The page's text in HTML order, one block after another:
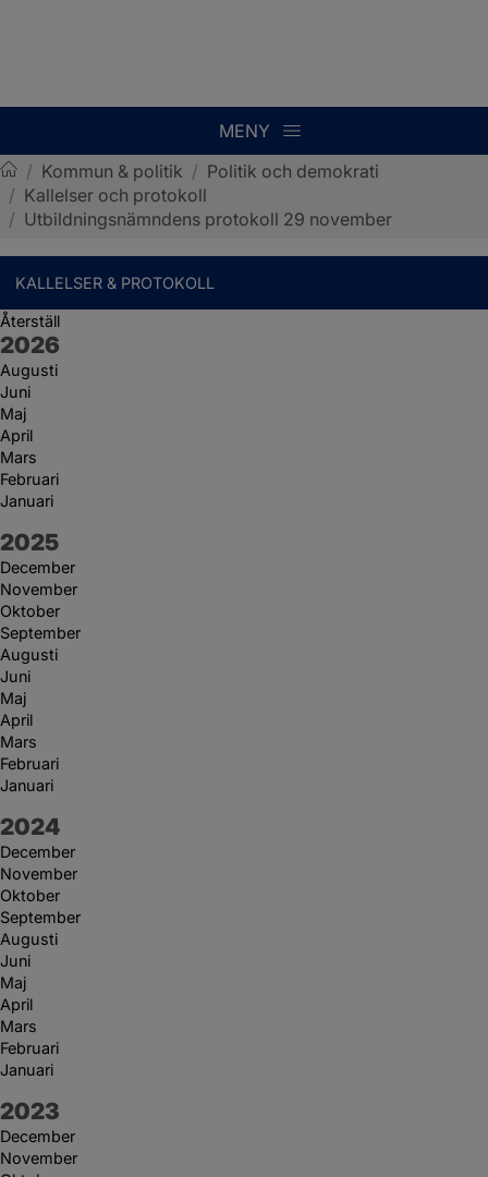
MENY
Sotenäs kommun
/ Kommun & politik / Politik och demokrati
/ Kallelser och protokoll
/ Utbildningsnämndens protokoll 29 november
KALLELSER & PROTOKOLL
Återställ
År:
2026
Augusti
Juni
Maj
April
Mars
Februari
Januari
År:
2025
December
November
Oktober
September
Augusti
Juni
Maj
April
Mars
Februari
Januari
År:
2024
December
November
Oktober
September
Augusti
Juni
Maj
April
Mars
Februari
Januari
År:
2023
December
November